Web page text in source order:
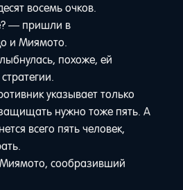
восемь очков.
— пришли в
и Миямото.
похоже, ей
указывает только
нужно тоже пять. А
всего пять человек,
сообразивший